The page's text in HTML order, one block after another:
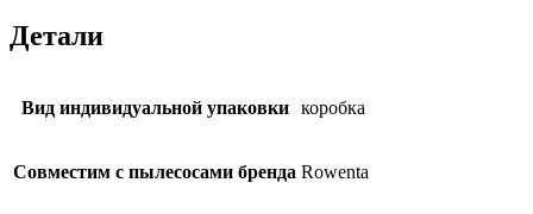
Детали
Вид индивидуальной упаковки коробка
Совместим с пылесосами бренда Rowenta